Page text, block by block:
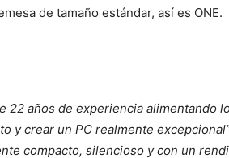
de tamaño estándar, así es ONE.
22 años de experiencia alimentando
y crear un PC realmente
compacto, silencioso y con un